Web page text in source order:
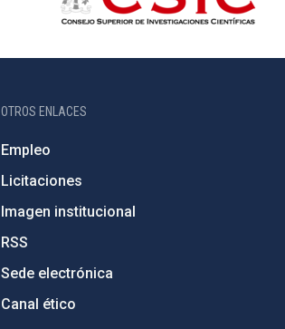
OTROS ENLACES
Empleo
Licitaciones
Imagen institucional
RSS
Sede electrónica
Canal ético